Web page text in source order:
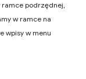
ramce podrzędnej,
w ramce na
wpisy w menu